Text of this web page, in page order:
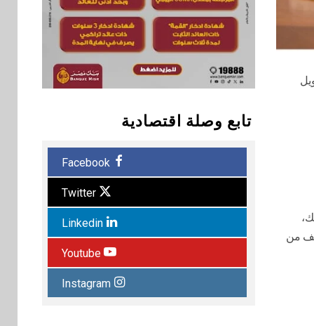
من
تابع وصلة اقتصادية
Facebook
Twitter
Linkedin
Youtube
Instagram